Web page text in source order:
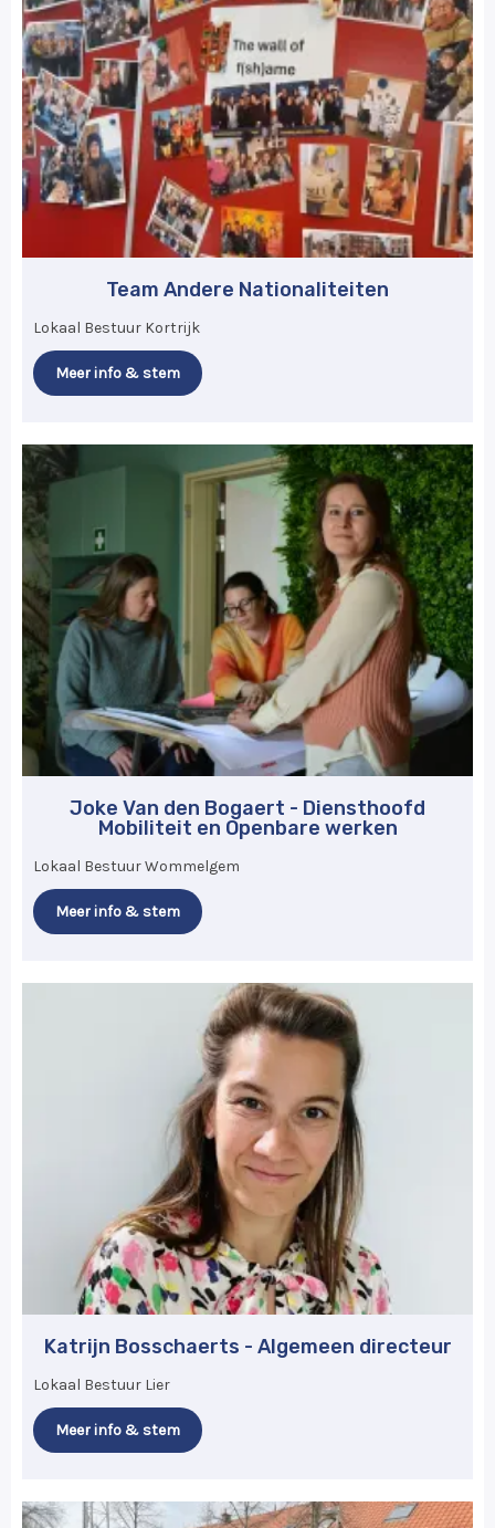
Team Andere Nationaliteiten
Lokaal Bestuur Kortrijk
Meer info & stem
Joke Van den Bogaert - Diensthoofd
Mobiliteit en Openbare werken
Lokaal Bestuur Wommelgem
Meer info & stem
Katrijn Bosschaerts - Algemeen directeur
Lokaal Bestuur Lier
Meer info & stem